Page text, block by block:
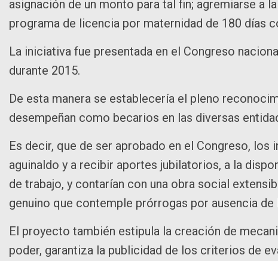
asignación de un monto para tal fin; agremiarse a
programa de licencia por maternidad de 180 días
La iniciativa fue presentada en el Congreso
durante 2015.
De esta manera se establecería el pleno
desempeñan como becarios en las diversas
Es decir, que de ser aprobado en el Congreso,
aguinaldo y a recibir aportes jubilatorios, a la
de trabajo, y contarían con una obra social
genuino que contemple prórrogas por ausencia
El proyecto también estipula la creación de
poder, garantiza la publicidad de los criterios de